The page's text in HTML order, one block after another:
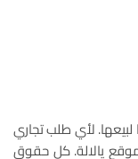
لأي طلب تجاري
يالالة. كل حقوق